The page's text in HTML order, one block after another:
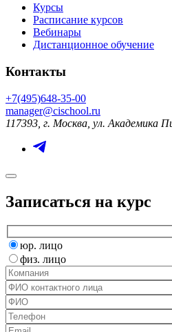
Курсы
Расписание курсов
Вебинары
Дистанционное обучение
Контакты
+7(495)648-35-00
manager@cischool.ru
117393, г. Москва, ул. Академика
Записаться на курс
юр. лицо
физ. лицо